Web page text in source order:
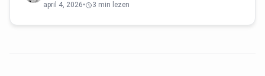
april 4, 2026• 3 min lezen